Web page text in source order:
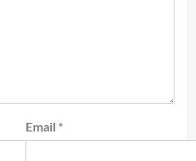
Email *